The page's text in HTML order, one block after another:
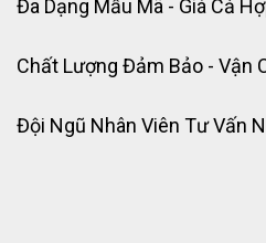
Đa Dạng Mẫu Mã - Giá Cả
Chất Lượng Đảm Bảo - Vận
Đội Ngũ Nhân Viên Tư Vấn